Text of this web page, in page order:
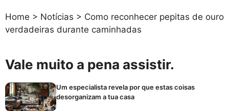
Home > Notícias > Como reconhecer pepitas de ouro
verdadeiras durante caminhadas
Vale muito a pena assistir.
Um especialista revela por que estas coisas
desorganizam a tua casa